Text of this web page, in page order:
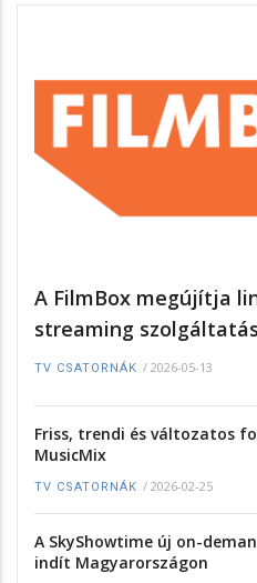
A FilmBox megújítja
streaming
TV CSATORNÁK / 2026-05-13
Friss, trendi és változatos
MusicMix
TV CSATORNÁK / 2026-02-25
A SkyShowtime új on-
indít Magyarországon